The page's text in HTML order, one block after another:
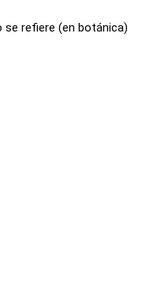
se refiere (en botánica)